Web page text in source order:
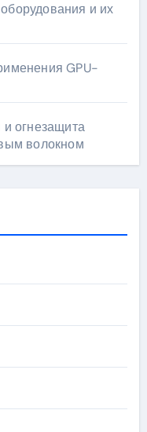
и их
GPU-
и огнезащита
волокном